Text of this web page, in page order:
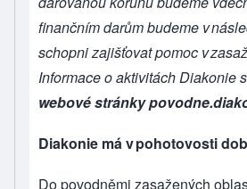
finančním darům budeme v
schopni zajišťovat pomoc v
Informace o aktivitách Diakonie
webové stránky
Diakonie má v pohotovosti
Do povodněmi zasažených